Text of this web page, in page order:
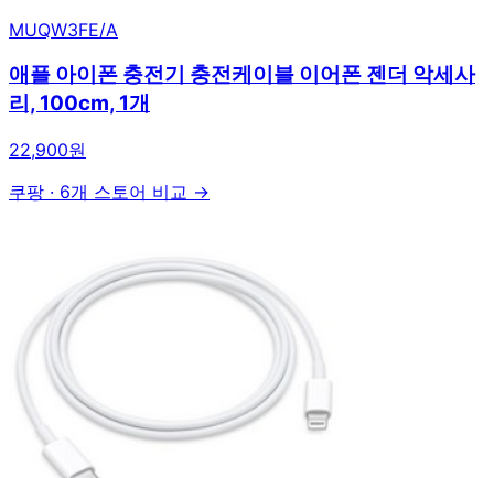
MUQW3FE/A
애플 아이폰 충전기 충전케이블 이어폰 젠더 악세사
리, 100cm, 1개
22,900원
쿠팡 · 6개 스토어 비교 →